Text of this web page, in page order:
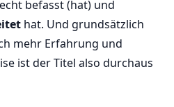
befasst (hat) und
hat. Und grundsätzlich
mehr Erfahrung und
ist der Titel also durchaus